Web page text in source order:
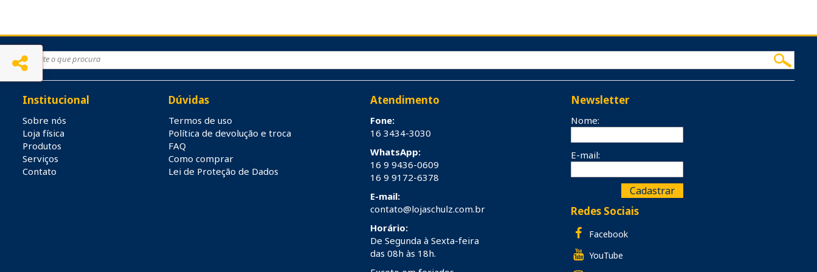
Institucional
Sobre nós
Loja física
Produtos
Serviços
Contato
Dúvidas
Termos de uso
Política de devolução e troca
FAQ
Como comprar
Lei de Proteção de Dados
Atendimento
Fone:
16 3434-3030
WhatsApp:
16 9 9436-0609
16 9 9172-6378
E-mail:
contato@lojaschulz.com.br
Horário:
De Segunda à Sexta-feira
das 08h às 18h.
Newsletter
Nome:
E-mail:
Redes Sociais
Facebook
YouTube